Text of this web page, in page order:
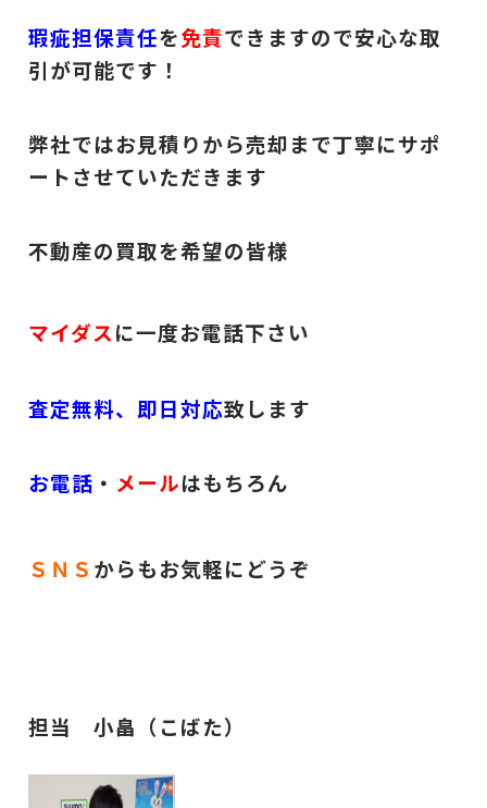
瑕疵担保責任を免責できますので安心な取
引が可能です！
弊社ではお見積りから売却まで丁寧にサポ
ートさせていただきます
不動産の買取を希望の皆様
マイダスに一度お電話下さい
査定無料、即日対応致します
お電話 ・ メールはもちろん
ＳＮＳ からもお気軽にどうぞ
担当 小畠（こばた）